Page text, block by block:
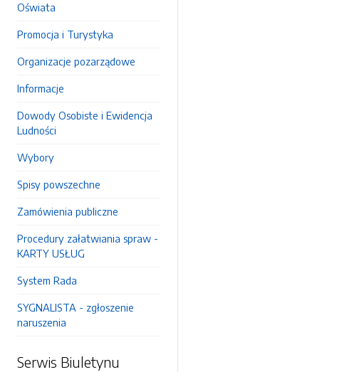
Oświata
Promocja i Turystyka
Organizacje pozarządowe
Informacje
Dowody Osobiste i Ewidencja
Ludności
Wybory
Spisy powszechne
Zamówienia publiczne
Procedury załatwiania spraw -
KARTY USŁUG
System Rada
SYGNALISTA - zgłoszenie
naruszenia
Serwis Biuletynu